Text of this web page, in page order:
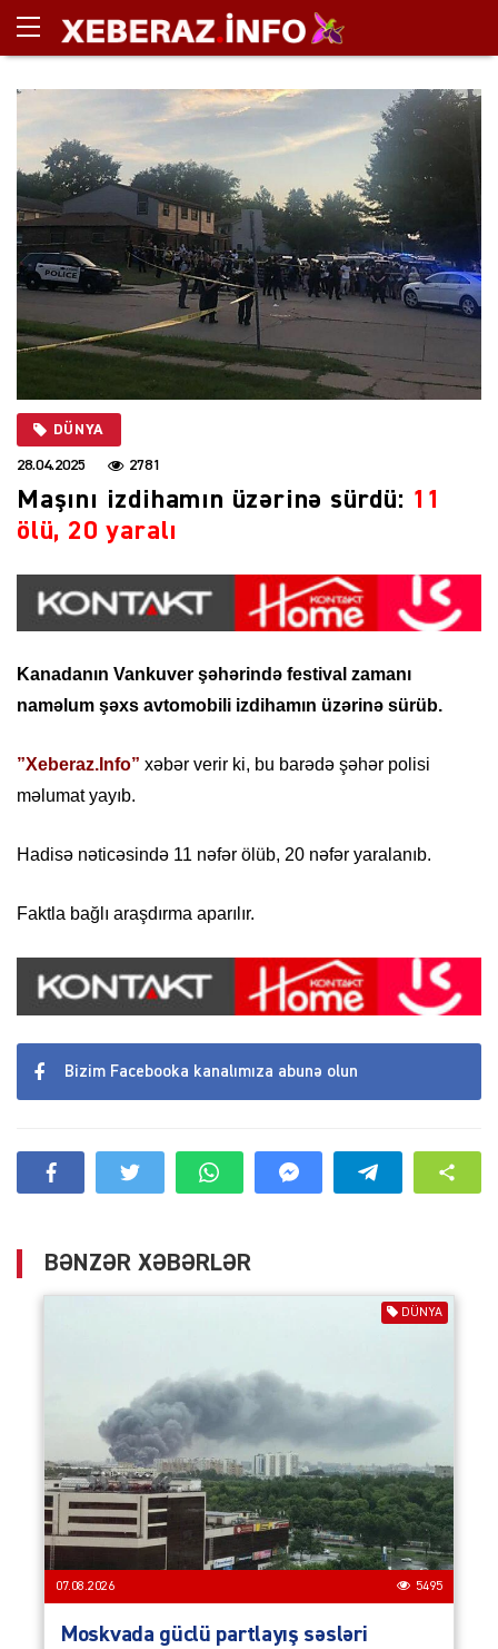
DÜNYA
28.04.2025 2781
Maşını izdihamın üzərinə sürdü: 11
ölü, 20 yaralı
Kanadanın Vankuver şəhərində festival zamanı
naməlum şəxs avtomobili izdihamın üzərinə sürüb.
”Xeberaz.Info” xəbər verir ki, bu barədə şəhər polisi
məlumat yayıb.
Hadisə nəticəsində 11 nəfər ölüb, 20 nəfər yaralanıb.
Faktla bağlı araşdırma aparılır.
Bizim Facebooka kanalımıza abunə olun
BƏNZƏR XƏBƏRLƏR
DÜNYA
07.08.2026 5495
Moskvada güclü partlayış səsləri